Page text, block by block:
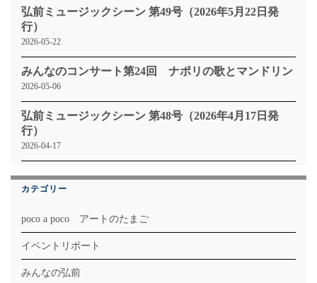
弘前ミュージックシーン 第49号（2026年5月22日発
行）
2026-05-22
みんなのコンサート第24回 ナポリの歌とマンドリン
2026-05-06
弘前ミュージックシーン 第48号（2026年4月17日発
行）
2026-04-17
カテゴリー
poco a poco アートのたまご
イベントリポート
みんなの弘前